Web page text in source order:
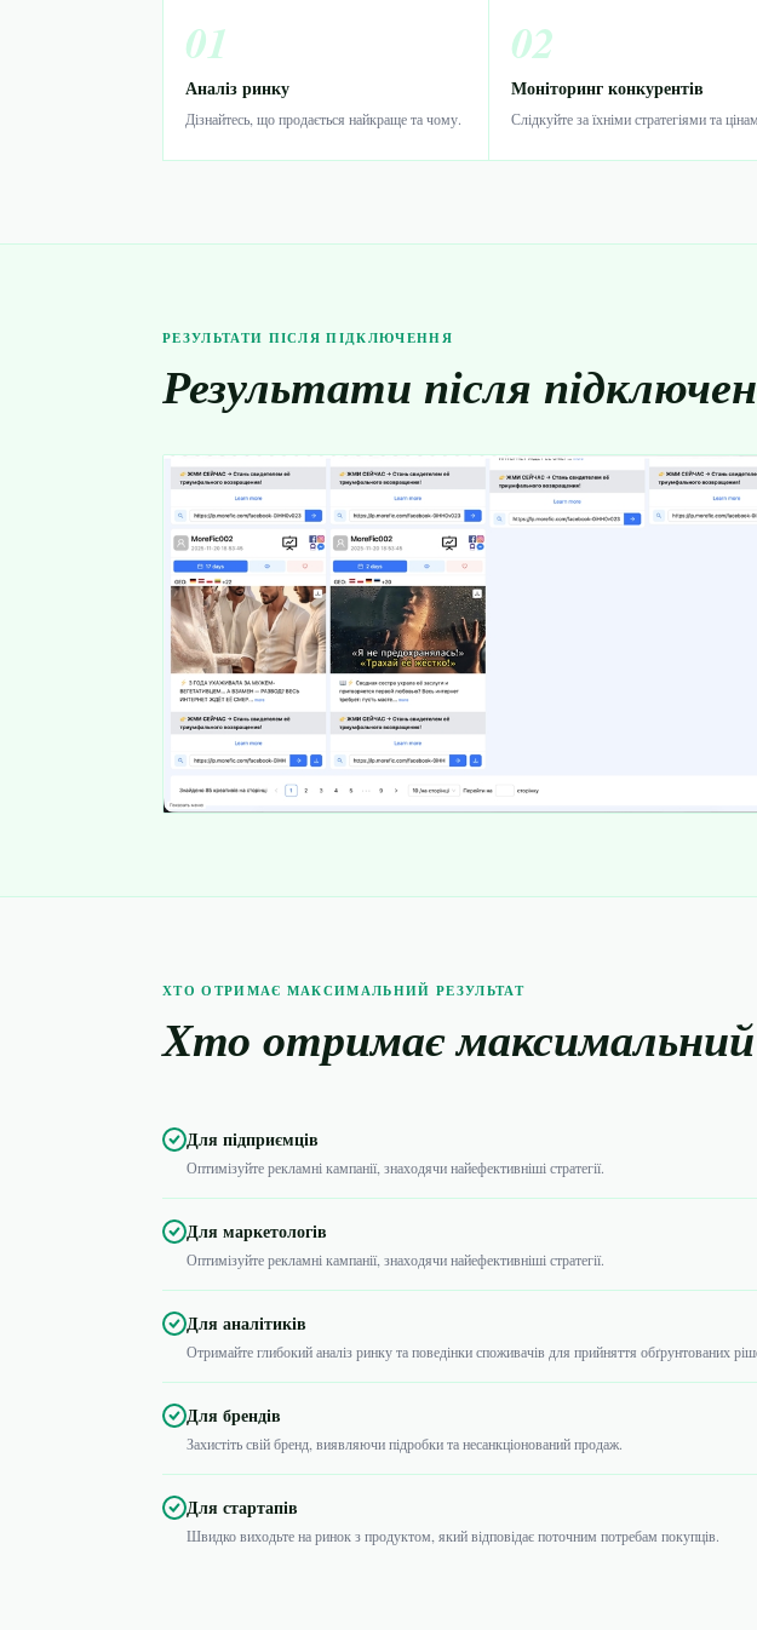
01
Аналіз ринку
Дізнайтесь, що продається найкраще та чому.
02
Моніторинг конкурентів
Слідкуйте за їхніми стратегіями та
РЕЗУЛЬТАТИ ПІСЛЯ ПІДКЛЮЧЕННЯ
Результати після
ХТО ОТРИМАЄ МАКСИМАЛЬНИЙ РЕЗУЛЬТАТ
Хто отримає
Для підприємців
Оптимізуйте рекламні кампанії, знаходячи найефективніші стратегії.
Для маркетологів
Оптимізуйте рекламні кампанії, знаходячи найефективніші стратегії.
Для аналітиків
Отримайте глибокий аналіз ринку та поведінки споживачів для прийняття обґрунтованих
Для брендів
Захистіть свій бренд, виявляючи підробки та несанкціонований продаж.
Для стартапів
Швидко виходьте на ринок з продуктом, який відповідає поточним потребам покупців.